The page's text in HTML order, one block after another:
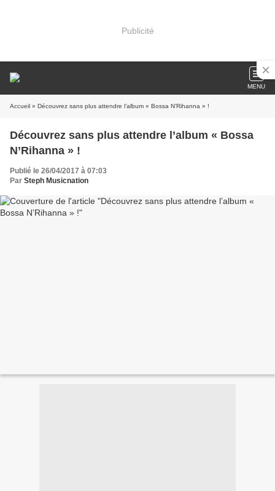
Publicité
MENU
Accueil » Découvrez sans plus attendre l’album « Bossa N’Rihanna » !
Découvrez sans plus attendre l’album « Bossa
N’Rihanna » !
Publié le 26/04/2017 à 07:03
Par Steph Musicnation